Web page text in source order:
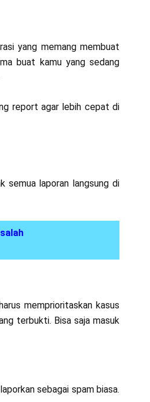
yang memang membuat
buat kamu yang sedang
report agar lebih cepat di
semua laporan langsung di
memprioritaskan kasus
terbukti. Bisa saja masuk
sebagai spam biasa.